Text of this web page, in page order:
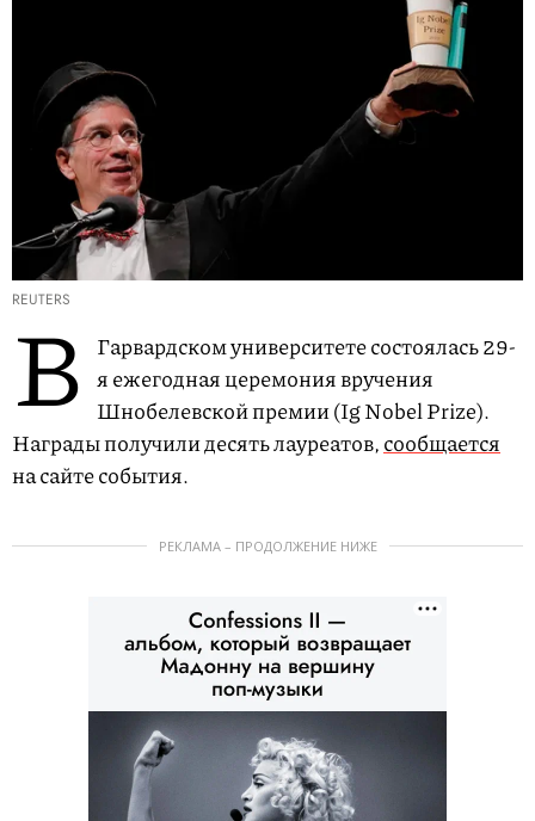
REUTERS
В
Гарвардском университете состоялась 29-
я ежегодная церемония вручения
Шнобелевской премии (Ig Nobel Prize).
Награды получили десять лауреатов,сообщается
на сайте события.
РЕКЛАМА – ПРОДОЛЖЕНИЕ НИЖЕ